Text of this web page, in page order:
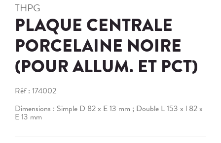
THPG
PLAQUE CENTRALE
PORCELAINE NOIRE
(POUR ALLUM. ET PCT)
Réf : 174002
Dimensions : Simple D 82 x E 13 mm ; Double L 153 x l 82 x
E 13 mm